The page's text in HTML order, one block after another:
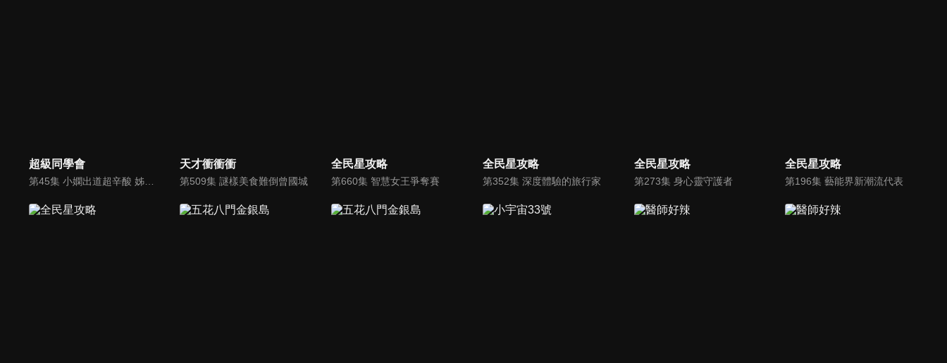
超級同學會
第45集 小嫻出道超辛酸 姊妹竟還揭傷疤
天才衝衝衝
第509集 謎樣美食難倒曾國城
全民星攻略
第660集 智慧女王爭奪賽
全民星攻略
第352集 深度體驗的旅行家
全民星攻略
第273集 身心靈守護者
全民星攻略
第196集 藝能界新潮流代表